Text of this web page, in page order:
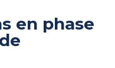
en phase